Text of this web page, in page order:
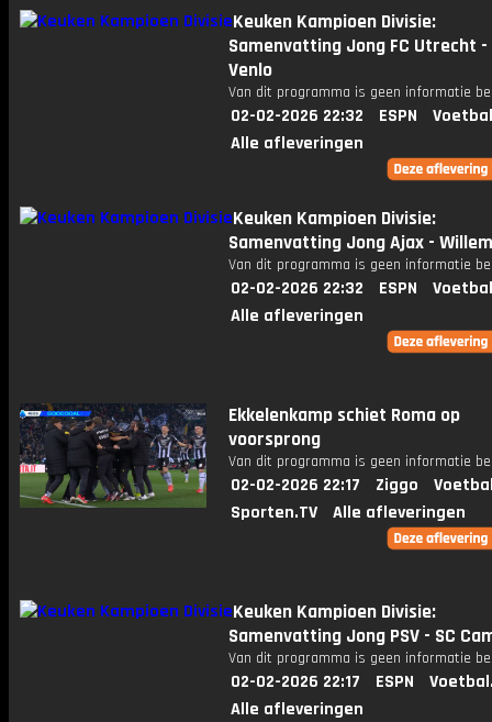
Keuken Kampioen Divisie:
Samenvatting Jong FC Utrecht -
Venlo
Van dit programma is geen informatie
02-02-2026 22:32 ESPN
Alle afleveringen
Keuken Kampioen Divisie:
Samenvatting Jong Ajax -
Van dit programma is geen informatie
02-02-2026 22:32 ESPN
Alle afleveringen
Ekkelenkamp schiet Roma op
voorsprong
Van dit programma is geen informatie
02-02-2026 22:17 Ziggo
Sporten.TV
Alle afleveringen
Keuken Kampioen Divisie:
Samenvatting Jong PSV - SC
Van dit programma is geen informatie
02-02-2026 22:17 ESPN
Alle afleveringen